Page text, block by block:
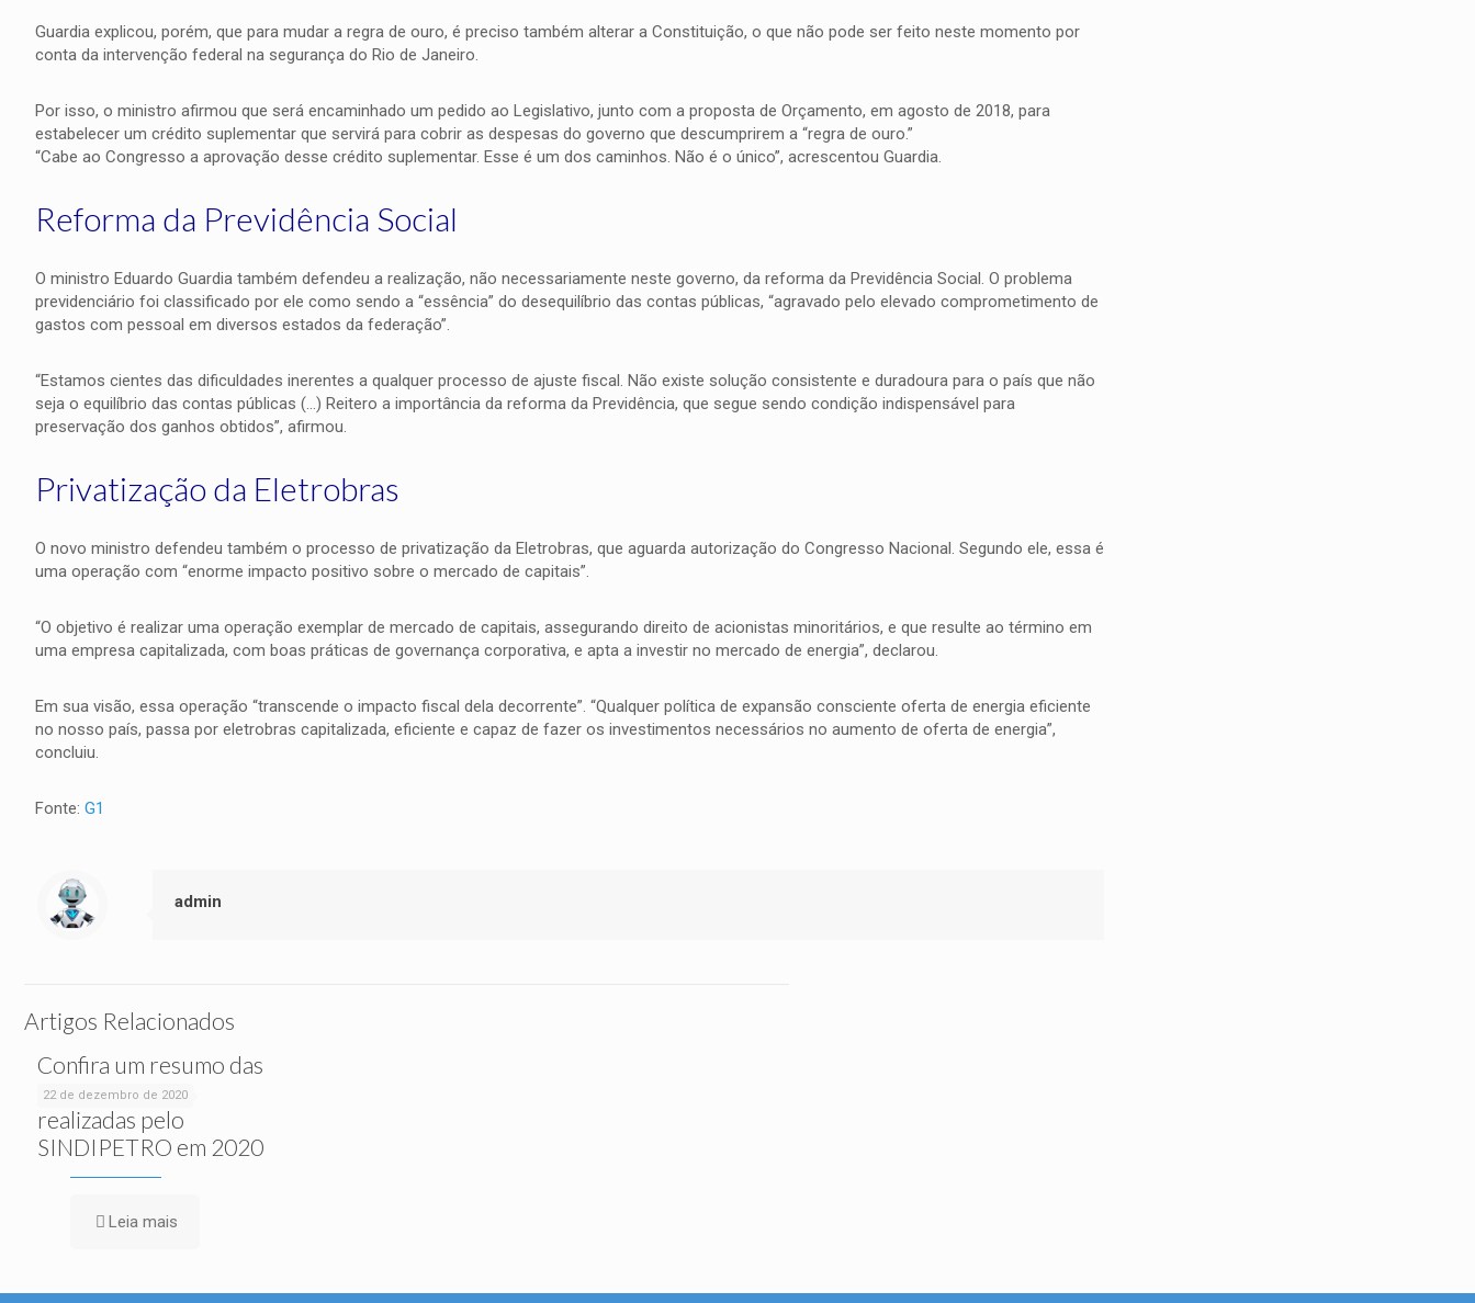
Guardia explicou, porém, que para mudar a regra de ouro, é preciso também alterar a Constituição, o que não pode ser feito neste momento por
conta da intervenção federal na segurança do Rio de Janeiro.
Por isso, o ministro afirmou que será encaminhado um pedido ao Legislativo, junto com a proposta de Orçamento, em agosto de 2018, para
estabelecer um crédito suplementar que servirá para cobrir as despesas do governo que descumprirem a “regra de ouro.”
“Cabe ao Congresso a aprovação desse crédito suplementar. Esse é um dos caminhos. Não é o único”, acrescentou Guardia.
Reforma da Previdência Social
O ministro Eduardo Guardia também defendeu a realização, não necessariamente neste governo, da reforma da Previdência Social. O problema
previdenciário foi classificado por ele como sendo a “essência” do desequilíbrio das contas públicas, “agravado pelo elevado comprometimento de
gastos com pessoal em diversos estados da federação”.
“Estamos cientes das dificuldades inerentes a qualquer processo de ajuste fiscal. Não existe solução consistente e duradoura para o país que não
seja o equilíbrio das contas públicas (…) Reitero a importância da reforma da Previdência, que segue sendo condição indispensável para
preservação dos ganhos obtidos”, afirmou.
Privatização da Eletrobras
O novo ministro defendeu também o processo de privatização da Eletrobras, que aguarda autorização do Congresso Nacional. Segundo ele, essa é
uma operação com “enorme impacto positivo sobre o mercado de capitais”.
“O objetivo é realizar uma operação exemplar de mercado de capitais, assegurando direito de acionistas minoritários, e que resulte ao término em
uma empresa capitalizada, com boas práticas de governança corporativa, e apta a investir no mercado de energia”, declarou.
Em sua visão, essa operação “transcende o impacto fiscal dela decorrente”. “Qualquer política de expansão consciente oferta de energia eficiente
no nosso país, passa por eletrobras capitalizada, eficiente e capaz de fazer os investimentos necessários no aumento de oferta de energia”,
concluiu.
Fonte: G1
admin
Artigos Relacionados
22 de dezembro de 2020
Confira um resumo das
ações sociais
realizadas pelo
SINDIPETRO em 2020
Leia mais